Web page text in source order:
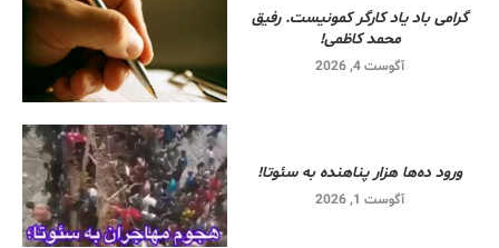
گرامی باد یاد کارگر کمونیست. رفیق
محمد کاظمی!
آگوست 4, 2026
ورود ده‌ها هزار پناهنده به سئوتا!
آگوست 1, 2026